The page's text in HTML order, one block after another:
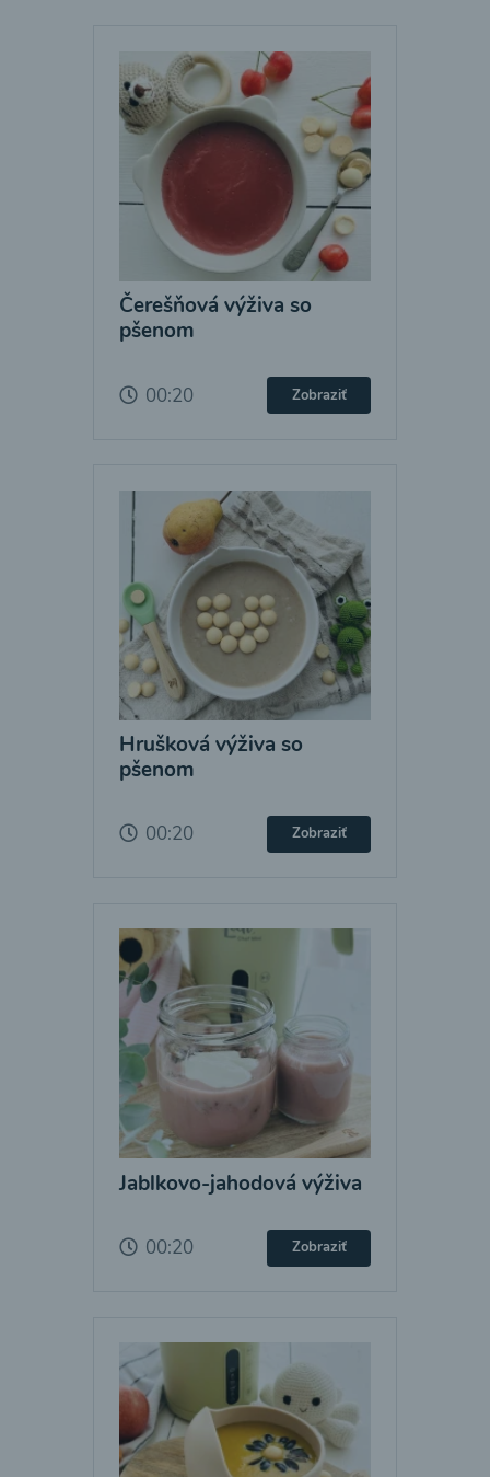
Čerešňová výživa so
pšenom
00:20 Zobraziť
Hrušková výživa so
pšenom
00:20 Zobraziť
Jablkovo-jahodová výživa
00:20 Zobraziť